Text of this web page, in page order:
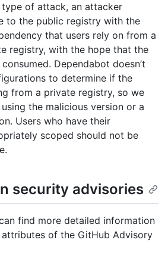
of attack, an attacker
to the public registry with the
that users rely on from a
registry, with the hope that the
Dependabot doesn’t
to determine if the
from a private registry, so we
the malicious version or a
Users who have their
scoped should not be
security advisories
find more detailed information
of the GitHub Advisory